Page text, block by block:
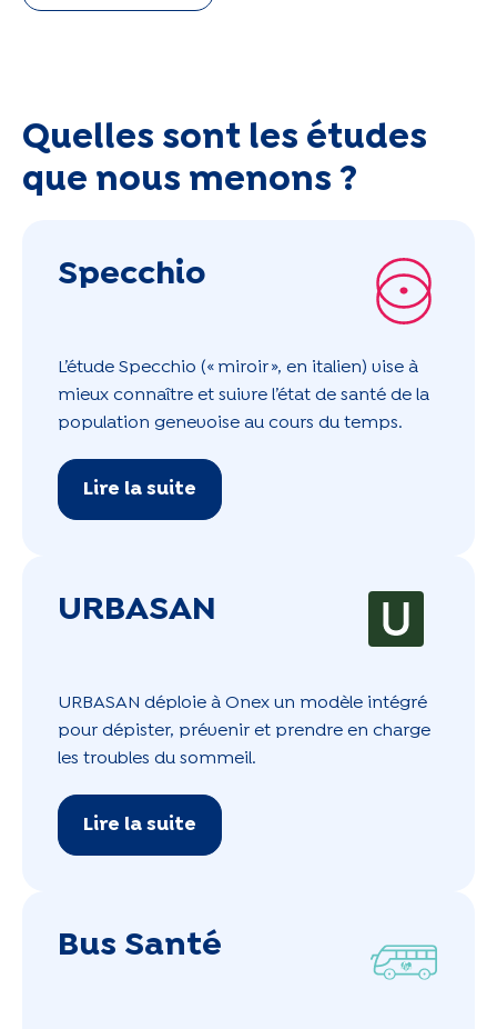
Quelles sont les études
que nous menons ?
Specchio
L’étude Specchio (« miroir », en italien) vise à
mieux connaître et suivre l’état de santé de la
population genevoise au cours du temps.
Lire la suite
URBASAN
URBASAN déploie à Onex un modèle intégré
pour dépister, prévenir et prendre en charge
les troubles du sommeil.
Lire la suite
Bus Santé